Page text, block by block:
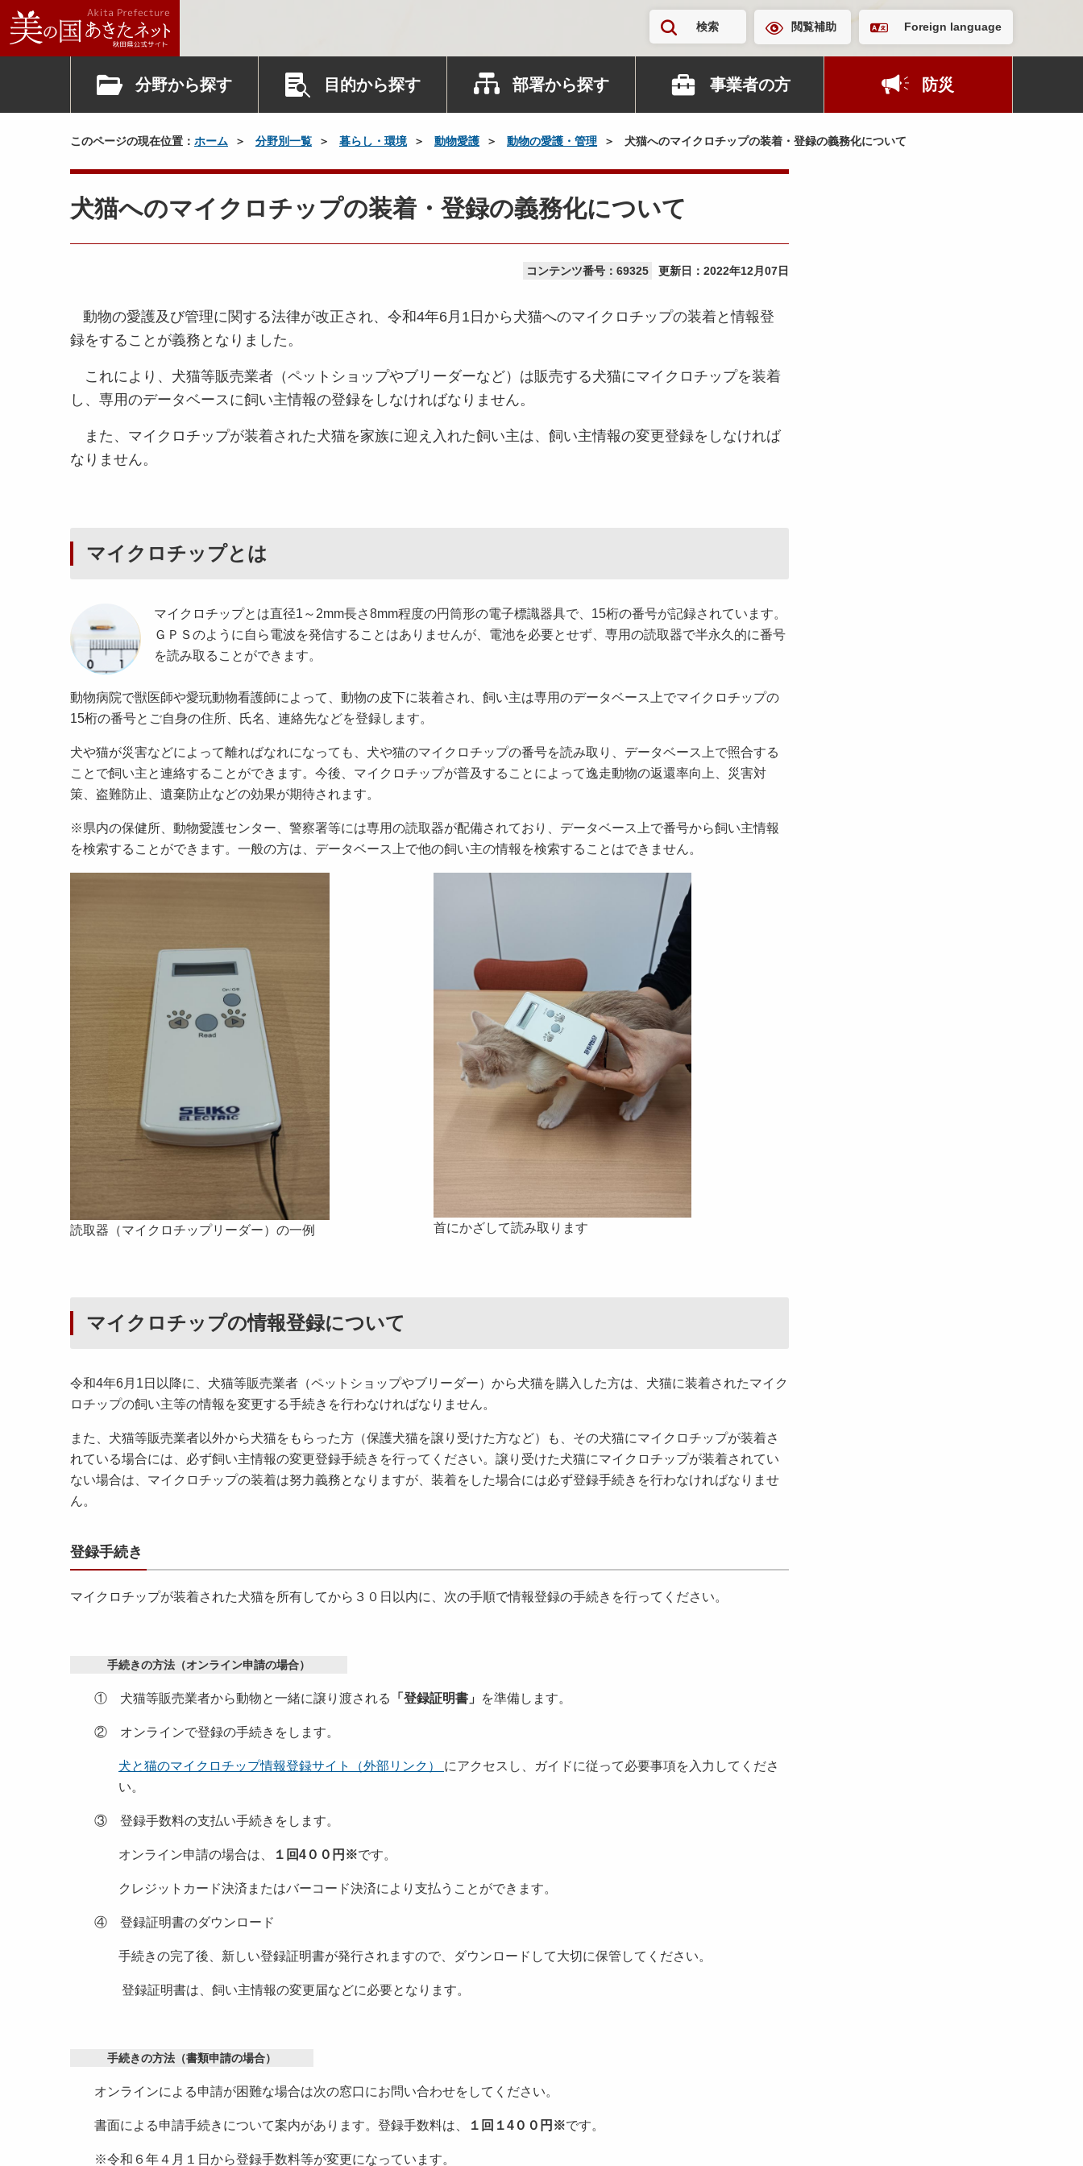
検索 閲覧補助 Foreign language
分野から探す 目的から探す 部署から探す 事業者の方 防災
このページの現在位置： ホーム 分野別一覧 暮らし・環境 動物愛護 動物の愛護・管理 犬猫へのマイクロチップの装着・登録の義務化について
犬猫へのマイクロチップの装着・登録の義務化について
コンテンツ番号：69325 更新日： 2022年12月07日
動物の愛護及び管理に関する法律が改正され、令和4年6月1日から犬猫へのマイクロチップの装着と情報登
録をすることが義務となりました。
これにより、犬猫等販売業者（ペットショップやブリーダーなど）は販売する犬猫にマイクロチップを装着
し、専用のデータベースに飼い主情報の登録をしなければなりません。
また、マイクロチップが装着された犬猫を家族に迎え入れた飼い主は、飼い主情報の変更登録をしなければ
なりません。
マイクロチップとは
マイクロチップとは直径1～2mm長さ8mm程度の円筒形の電子標識器具で、15桁の番号が記録されています。
ＧＰＳのように自ら電波を発信することはありませんが、電池を必要とせず、専用の読取器で半永久的に番号
を読み取ることができます。
動物病院で獣医師や愛玩動物看護師によって、動物の皮下に装着され、飼い主は専用のデータベース上でマイクロチップの
15桁の番号とご自身の住所、氏名、連絡先などを登録します。
犬や猫が災害などによって離ればなれになっても、犬や猫のマイクロチップの番号を読み取り、データベース上で照合する
ことで飼い主と連絡することができます。今後、マイクロチップが普及することによって逸走動物の返還率向上、災害対
策、盗難防止、遺棄防止などの効果が期待されます。
※県内の保健所、動物愛護センター、警察署等には専用の読取器が配備されており、データベース上で番号から飼い主情報
を検索することができます。一般の方は、データベース上で他の飼い主の情報を検索することはできません。
読取器（マイクロチップリーダー）の一例 首にかざして読み取ります
マイクロチップの情報登録について
令和4年6月1日以降に、犬猫等販売業者（ペットショップやブリーダー）から犬猫を購入した方は、犬猫に装着されたマイク
ロチップの飼い主等の情報を変更する手続きを行わなければなりません。
また、犬猫等販売業者以外から犬猫をもらった方（保護犬猫を譲り受けた方など）も、その犬猫にマイクロチップが装着さ
れている場合には、必ず飼い主情報の変更登録手続きを行ってください。譲り受けた犬猫にマイクロチップが装着されてい
ない場合は、マイクロチップの装着は努力義務となりますが、装着をした場合には必ず登録手続きを行わなければなりませ
ん。
登録手続き
マイクロチップが装着された犬猫を所有してから３０日以内に、次の手順で情報登録の手続きを行ってください。
手続きの方法（オンライン申請の場合）
① 犬猫等販売業者から動物と一緒に譲り渡される 「登録証明書」 を準備します。
② オンラインで登録の手続きをします。
犬と猫のマイクロチップ情報登録サイト（外部リンク） にアクセスし、ガイドに従って必要事項を入力してくださ
い。
③ 登録手数料の支払い手続きをします。
オンライン申請の場合は、 １回4００円※です。
クレジットカード決済またはバーコード決済により支払うことができます。
④ 登録証明書のダウンロード
手続きの完了後、新しい登録証明書が発行されますので、ダウンロードして大切に保管してください。
登録証明書は、飼い主情報の変更届などに必要となります。
手続きの方法（書類申請の場合）
オンラインによる申請が困難な場合は次の窓口にお問い合わせをしてください。
書面による申請手続きについて案内があります。登録手数料は、 １回１4００円※です。
※令和６年４月１日から登録手数料等が変更になっています。